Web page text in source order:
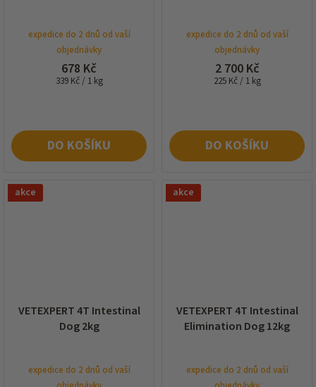
expedice do 2 dnů od vaší
objednávky
678 Kč
Měrná
339 Kč / 1 kg
DO KOŠÍKU
expedice do 2 dnů od vaší
objednávky
2 700 Kč
Měrná
225 Kč / 1 kg
DO KOŠÍKU
akce
VETEXPERT 4T Intestinal
Dog 2kg
expedice do 2 dnů od vaší
akce
VETEXPERT 4T Intestinal
Elimination Dog 12kg
expedice do 2 dnů od vaší